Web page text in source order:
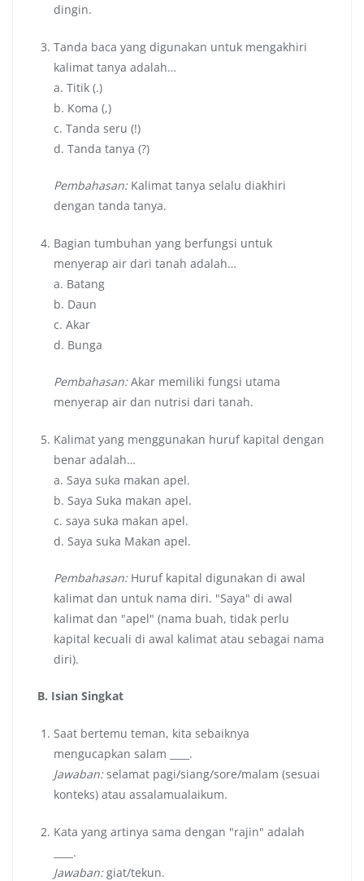
dingin.
Tanda baca yang digunakan untuk mengakhiri
kalimat tanya adalah…
a. Titik (.)
b. Koma (,)
c. Tanda seru (!)
d. Tanda tanya (?)
Pembahasan:Kalimat tanya selalu diakhiri
dengan tanda tanya.
Bagian tumbuhan yang berfungsi untuk
menyerap air dari tanah adalah…
a. Batang
b. Daun
c. Akar
d. Bunga
Pembahasan:Akar memiliki fungsi utama
menyerap air dan nutrisi dari tanah.
Kalimat yang menggunakan huruf kapital dengan
benar adalah…
a. Saya suka makan apel.
b. Saya Suka makan apel.
c. saya suka makan apel.
d. Saya suka Makan apel.
Pembahasan:Huruf kapital digunakan di awal
kalimat dan untuk nama diri. "Saya" di awal
kalimat dan "apel" (nama buah, tidak perlu
kapital kecuali di awal kalimat atau sebagai nama
diri).
B. Isian Singkat
Saat bertemu teman, kita sebaiknya
mengucapkan salam ____.
Jawaban:selamat pagi/siang/sore/malam (sesuai
konteks) atau assalamualaikum.
Kata yang artinya sama dengan "rajin" adalah
____.
Jawaban:giat/tekun.